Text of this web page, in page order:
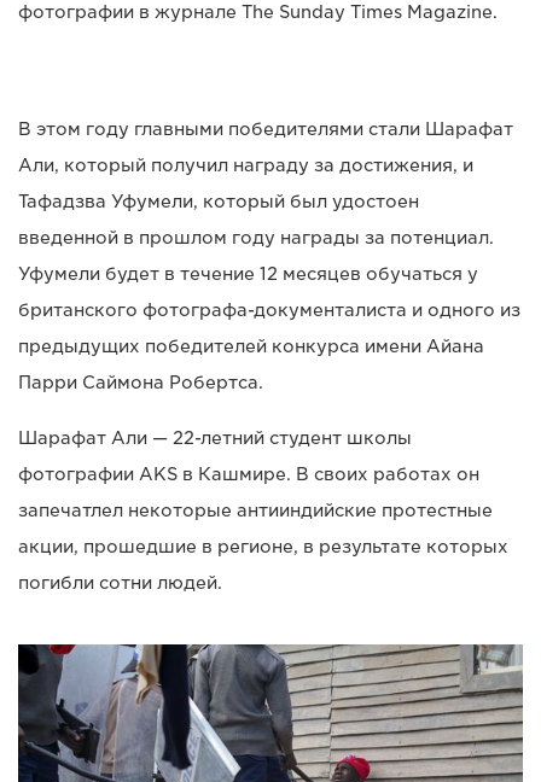
фотографии в журнале The Sunday Times Magazine.
В этом году главными победителями стали Шарафат
Али, который получил награду за достижения, и
Тафадзва Уфумели, который был удостоен
введенной в прошлом году награды за потенциал.
Уфумели будет в течение 12 месяцев обучаться у
британского фотографа-документалиста и одного из
предыдущих победителей конкурса имени Айана
Парри Саймона Робертса.
Шарафат Али — 22-летний студент школы
фотографии AKS в Кашмире. В своих работах он
запечатлел некоторые антииндийские протестные
акции, прошедшие в регионе, в результате которых
погибли сотни людей.